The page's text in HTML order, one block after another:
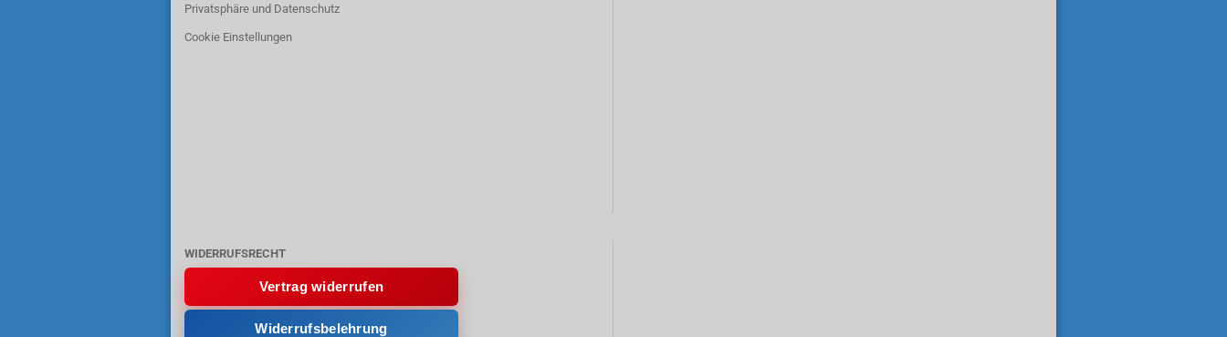
Privatsphäre und Datenschutz
Cookie Einstellungen
WIDERRUFSRECHT
Vertrag widerrufen
Widerrufsbelehrung